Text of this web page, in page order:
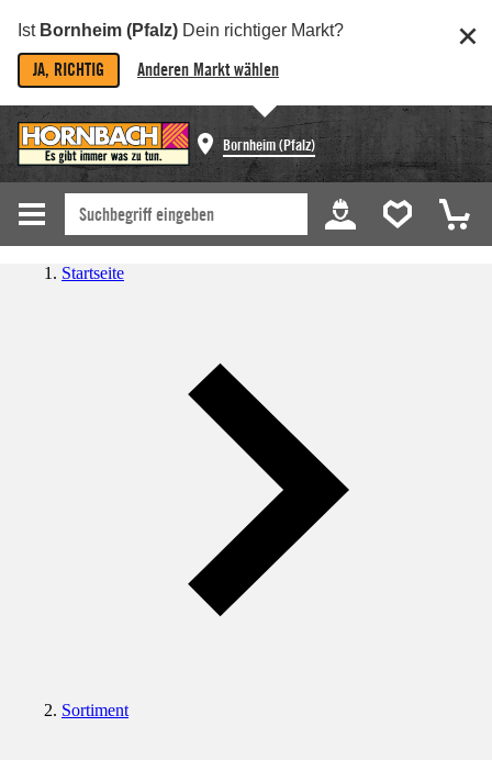
Ist Bornheim (Pfalz) Dein richtiger Markt?
JA, RICHTIG Anderen Markt wählen
Bornheim (Pfalz)
Startseite
Sortiment